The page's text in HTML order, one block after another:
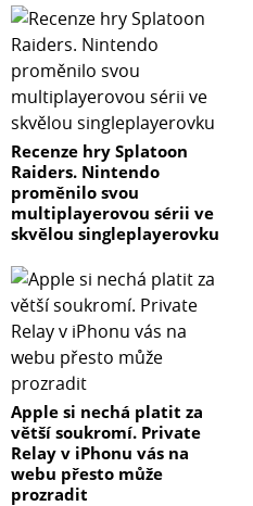
Recenze hry Splatoon
Raiders. Nintendo
proměnilo svou
multiplayerovou sérii ve
skvělou singleplayerovku
Apple si nechá platit za
větší soukromí. Private
Relay v iPhonu vás na
webu přesto může
prozradit